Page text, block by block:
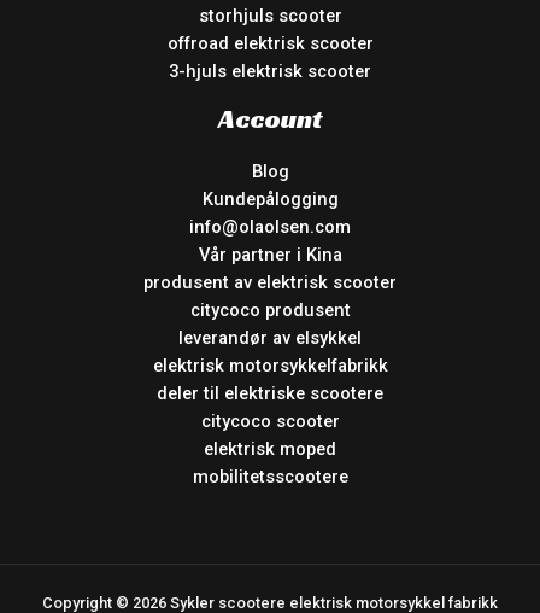
storhjuls scooter
offroad elektrisk scooter
3-hjuls elektrisk scooter
Account
Blog
Kundepålogging
info@olaolsen.com
Vår partner i Kina
produsent av elektrisk scooter
citycoco produsent
leverandør av elsykkel
elektrisk motorsykkelfabrikk
deler til elektriske scootere
citycoco scooter
elektrisk moped
mobilitetsscootere
Copyright © 2026 Sykler scootere elektrisk motorsykkel fabrikk